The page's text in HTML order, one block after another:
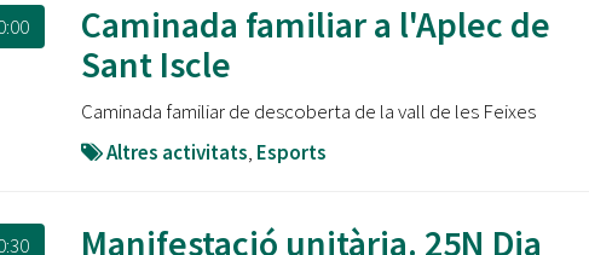
Caminada familiar a l'Aplec de
Sant Iscle
Caminada familiar de descoberta de la vall de les Feixes
Altres activitats, Esports
Manifestació unitària. 25N Dia